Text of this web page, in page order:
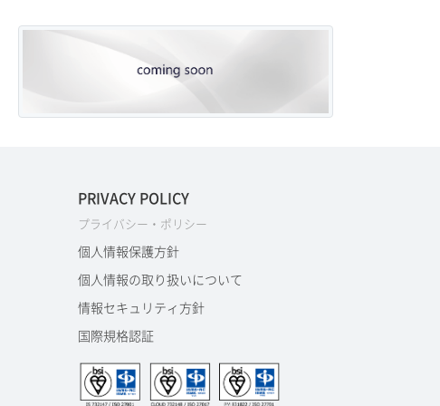
PRIVACY POLICY
プライバシー・ポリシー
個人情報保護方針
個人情報の取り扱いについて
情報セキュリティ方針
国際規格認証